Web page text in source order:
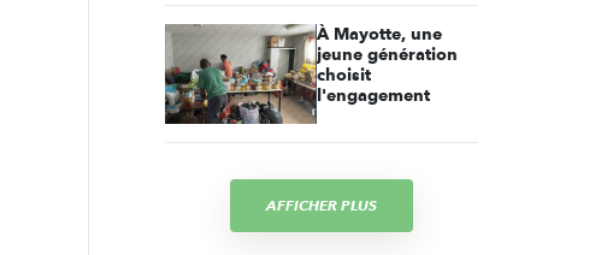
À Mayotte, une
jeune génération
choisit
l'engagement
AFFICHER PLUS